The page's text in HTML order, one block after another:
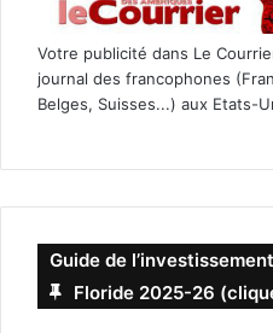
Votre publicité dans Le
journal des francophones
Belges, Suisses...) aux Etats-
Guide de
Floride 2025-26